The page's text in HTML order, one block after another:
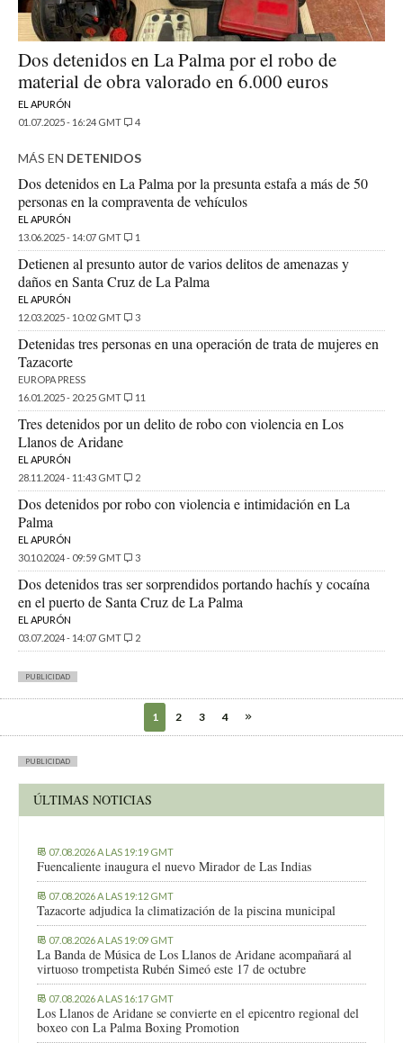
Dos detenidos en La Palma por el robo de
material de obra valorado en 6.000 euros
EL APURÓN
01.07.2025 - 16:24 GMT
4
MÁS EN DETENIDOS
Dos detenidos en La Palma por la presunta estafa a más de 50
personas en la compraventa de vehículos
EL APURÓN
13.06.2025 - 14:07 GMT
1
Detienen al presunto autor de varios delitos de amenazas y
daños en Santa Cruz de La Palma
EL APURÓN
12.03.2025 - 10:02 GMT
3
Detenidas tres personas en una operación de trata de mujeres en
Tazacorte
EUROPA PRESS
16.01.2025 - 20:25 GMT
11
Tres detenidos por un delito de robo con violencia en Los
Llanos de Aridane
EL APURÓN
28.11.2024 - 11:43 GMT
2
Dos detenidos por robo con violencia e intimidación en La
Palma
EL APURÓN
30.10.2024 - 09:59 GMT
3
Dos detenidos tras ser sorprendidos portando hachís y cocaína
en el puerto de Santa Cruz de La Palma
EL APURÓN
03.07.2024 - 14:07 GMT
2
PUBLICIDAD
1 2 3 4
PUBLICIDAD
ÚLTIMAS NOTICIAS
07.08.2026 A LAS 19:19 GMT
Fuencaliente inaugura el nuevo Mirador de Las Indias
07.08.2026 A LAS 19:12 GMT
Tazacorte adjudica la climatización de la piscina municipal
07.08.2026 A LAS 19:09 GMT
La Banda de Música de Los Llanos de Aridane acompañará al
virtuoso trompetista Rubén Simeó este 17 de octubre
07.08.2026 A LAS 16:17 GMT
Los Llanos de Aridane se convierte en el epicentro regional del
boxeo con La Palma Boxing Promotion